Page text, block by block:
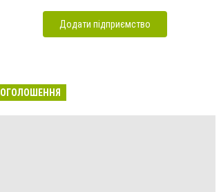
Додати підприємство
ОГОЛОШЕННЯ